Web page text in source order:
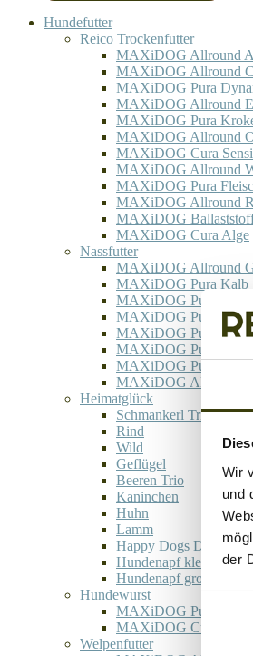
Wir
und
der
Hundefutter
Reico Trockenfutter
MAXiDOG Allround
MAXiDOG Allround
MAXiDOG Pura
MAXiDOG Allround
MAXiDOG Pura
MAXiDOG Allround
MAXiDOG Cura
MAXiDOG Allround
MAXiDOG Pura
MAXiDOG Allround
MAXiDOG
MAXiDOG Cura Alge
Nassfutter
MAXiDOG Allround
MAXiDOG Pura Kalb
MAXiDOG Pura Lamm
MAXiDOG Pura Pute
MAXiDOG Pura Rind
MAXiDOG Pura Rind
MAXiDOG Pura Rind
MAXiDOG Allround
Heimatglück
Schmankerl Trio
Rind
Wild
Geflügel
Beeren Trio
Kaninchen
Huhn
Lamm
Happy Dogs Day
Hundenapf klein
Hundenapf groß
Hundewurst
MAXiDOG Pura
MAXiDOG Cura Pferd
Welpenfutter